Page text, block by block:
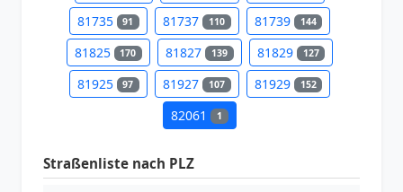
81735 91 81737 110 81739 144
81825 170 81827 139 81829 127
81925 97 81927 107 81929 152
82061 1
Straßenliste nach PLZ